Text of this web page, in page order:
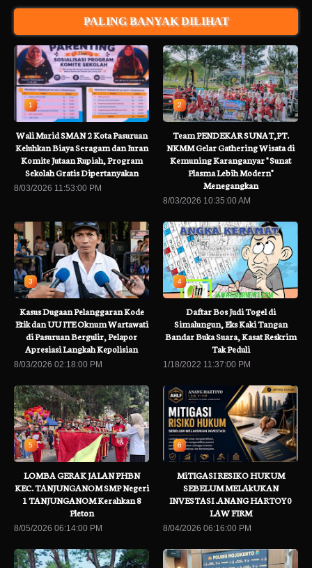
PALING BANYAK DILIHAT
1
Wali Murid SMAN 2 Kota Pasuruan
Keluhkan Biaya Seragam dan Iuran
Komite Jutaan Rupiah, Program
Sekolah Gratis Dipertanyakan
8/03/2026 11:53:00 PM
2
Team PENDEKAR SUNAT,PT.
NKMM Gelar Gathering Wisata di
Kemuning Karanganyar " Sunat
Plasma Lebih Modern"
Menegangkan
8/03/2026 10:35:00 AM
3
Kasus Dugaan Pelanggaran Kode
Etik dan UU ITE Oknum Wartawati
di Pasuruan Bergulir, Pelapor
Apresiasi Langkah Kepolisian
8/03/2026 02:18:00 PM
4
Daftar Bos Judi Togel di
Simalungun, Eks Kaki Tangan
Bandar Buka Suara, Kasat Reskrim
Tak Peduli
1/18/2022 11:37:00 PM
5
LOMBA GERAK JALAN PHBN
KEC. TANJUNGANOM SMP Negeri
1 TANJUNGANOM Kerahkan 8
Pleton
8/05/2026 06:14:00 PM
6
MiTIGASI RESIKO HUKUM
SEBELUM MELAkUKAN
INVESTASI .ANANG HARTOY0
LAW FIRM
8/04/2026 06:16:00 PM